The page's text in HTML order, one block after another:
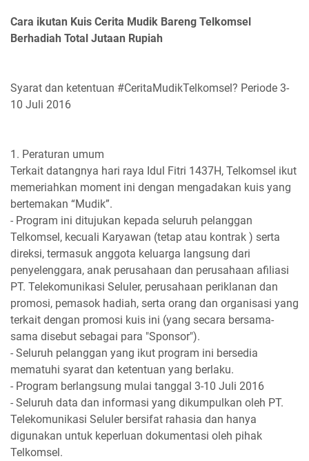
Cara ikutan Kuis Cerita Mudik Bareng Telkomsel
Berhadiah Total Jutaan Rupiah
Syarat dan ketentuan #CeritaMudikTelkomsel? Periode 3-
10 Juli 2016
1. Peraturan umum
Terkait datangnya hari raya Idul Fitri 1437H, Telkomsel ikut
memeriahkan moment ini dengan mengadakan kuis yang
bertemakan “Mudik”.
- Program ini ditujukan kepada seluruh pelanggan
Telkomsel, kecuali Karyawan (tetap atau kontrak ) serta
direksi, termasuk anggota keluarga langsung dari
penyelenggara, anak perusahaan dan perusahaan afiliasi
PT. Telekomunikasi Seluler, perusahaan periklanan dan
promosi, pemasok hadiah, serta orang dan organisasi yang
terkait dengan promosi kuis ini (yang secara bersama-
sama disebut sebagai para "Sponsor").
- Seluruh pelanggan yang ikut program ini bersedia
mematuhi syarat dan ketentuan yang berlaku.
- Program berlangsung mulai tanggal 3-10 Juli 2016
- Seluruh data dan informasi yang dikumpulkan oleh PT.
Telekomunikasi Seluler bersifat rahasia dan hanya
digunakan untuk keperluan dokumentasi oleh pihak
Telkomsel.